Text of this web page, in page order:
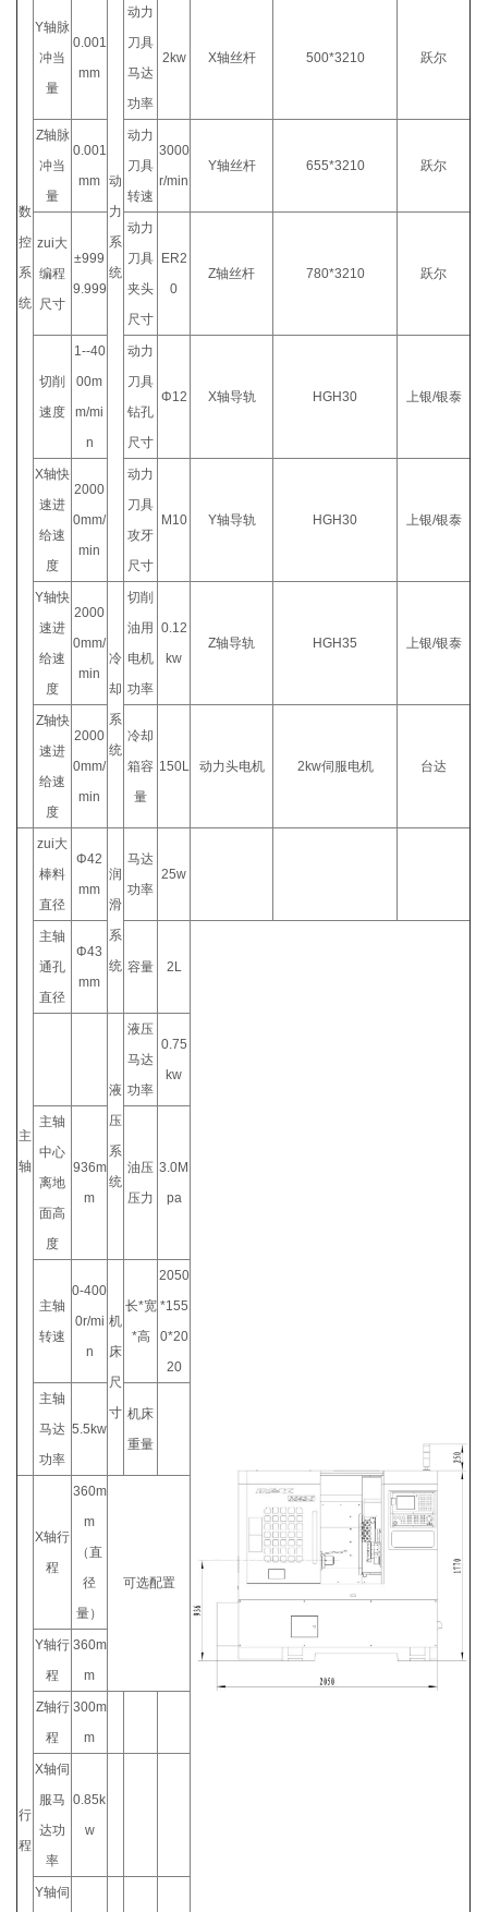
数
控
系
统
动
力
系
统
Y轴脉
冲当
量
0.001
mm
动力
刀具
马达
功率
2kw X轴丝杆 500*3210 跃尔
Z轴脉
冲当
量
0.001
mm
动力
刀具
转速
3000
r/min
Y轴丝杆 655*3210 跃尔
zui大
编程
尺寸
±999
9.999
动力
刀具
夹头
尺寸
ER2
0
Z轴丝杆 780*3210 跃尔
切削
速度
1--40
00m
m/mi
n
动力
刀具
钻孔
尺寸
Φ12 X轴导轨 HGH30 上银/银泰
X轴快
速进
给速
度
2000
0mm/
min
动力
刀具
攻牙
尺寸
M10 Y轴导轨 HGH30 上银/银泰
Y轴快
速进
给速
度
2000
0mm/
min
冷
却
系
统
切削
油用
电机
功率
0.12
kw
Z轴导轨 HGH35 上银/银泰
Z轴快
速进
给速
度
2000
0mm/
min
冷却
箱容
量
150L 动力头电机 2kw伺服电机 台达
主
轴
zui大
棒料
直径
Φ42
mm
润
滑
系
统
马达
功率
25w
主轴
通孔
直径
Φ43
mm
容量 2L
液
压
系
统
液压
马达
功率
0.75
kw
主轴
中心
离地
面高
度
936m
m
油压
压力
3.0M
pa
主轴
转速
0-400
0r/mi
n
机
床
尺
寸
长*宽
*高
2050
*155
0*20
20
主轴
马达
功率
5.5kw
机床
重量
行
程
X轴行
程
360m
m
（直
径
量）
可选配置
Y轴行
程
360m
m
Z轴行
程
300m
m
X轴伺
服马
达功
率
0.85k
w
Y轴伺